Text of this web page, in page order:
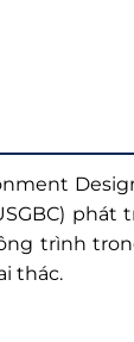
xem là giải
công
phát
trình
thác.